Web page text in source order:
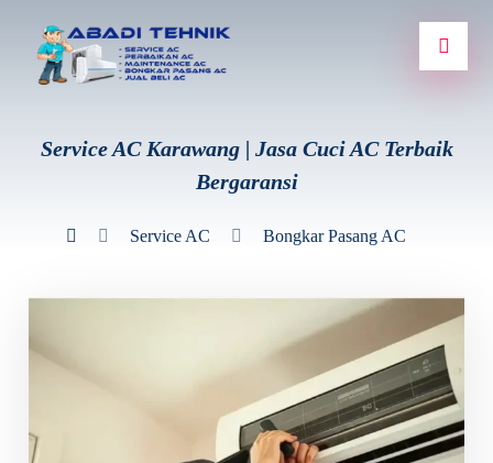
Service AC Karawang | Jasa Cuci AC Terbaik
Bergaransi
Service AC Bongkar Pasang AC